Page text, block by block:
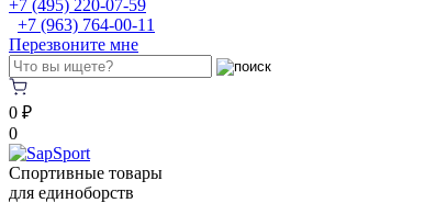
+7 (495) 220-07-59
+7 (963) 764-00-11
Перезвонитe мне
0 ₽
0
Спортивные товары
для единоборств